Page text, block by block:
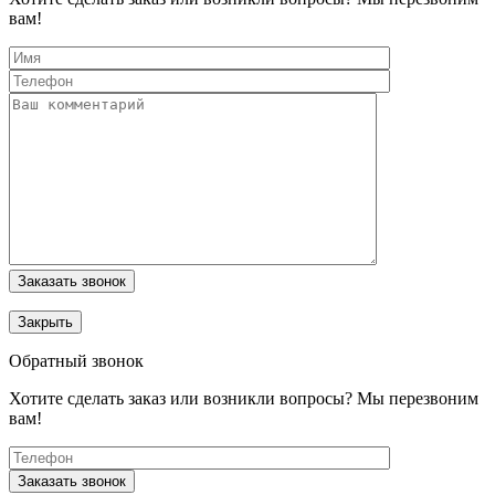
вам!
Заказать звонок
Закрыть
Обратный звонок
Хотите сделать заказ или возникли вопросы? Мы перезвоним
вам!
Заказать звонок